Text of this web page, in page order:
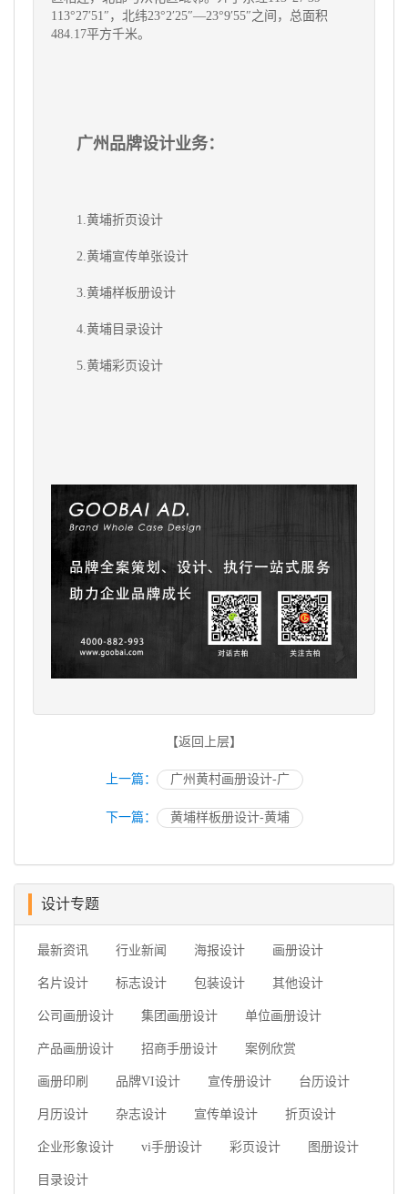
113°27′51″，北纬23°2′25″—23°9′55″之间，总面积
484.17平方千米。
广州品牌设计业务：
1.黄埔折页设计
2.黄埔宣传单张设计
3.黄埔样板册设计
4.黄埔 目录设计
5.黄埔彩页设计
【返回上层】
上一篇： 广州黄村画册设计-广
下一篇： 黄埔样板册设计-黄埔
设计专题
最新资讯 行业新闻 海报设计 画册设计
名片设计 标志设计 包装设计 其他设计
公司画册设计 集团画册设计 单位画册设计
产品画册设计 招商手册设计 案例欣赏
画册印刷 品牌VI设计 宣传册设计 台历设计
月历设计 杂志设计 宣传单设计 折页设计
企业形象设计 vi手册设计 彩页设计 图册设计
目录设计